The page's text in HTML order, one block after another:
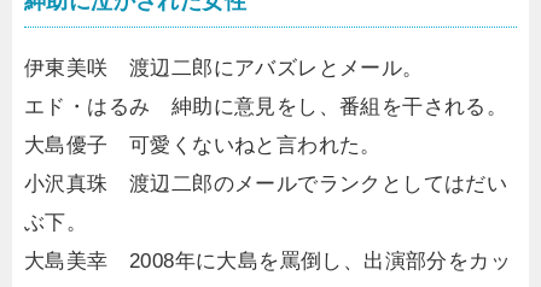
伊東美咲 渡辺二郎にアバズレとメール。
エド・はるみ 紳助に意見をし、番組を干される。
大島優子 可愛くないねと言われた。
小沢真珠 渡辺二郎のメールでランクとしてはだい
ぶ下。
大島美幸 2008年に大島を罵倒し、出演部分をカッ